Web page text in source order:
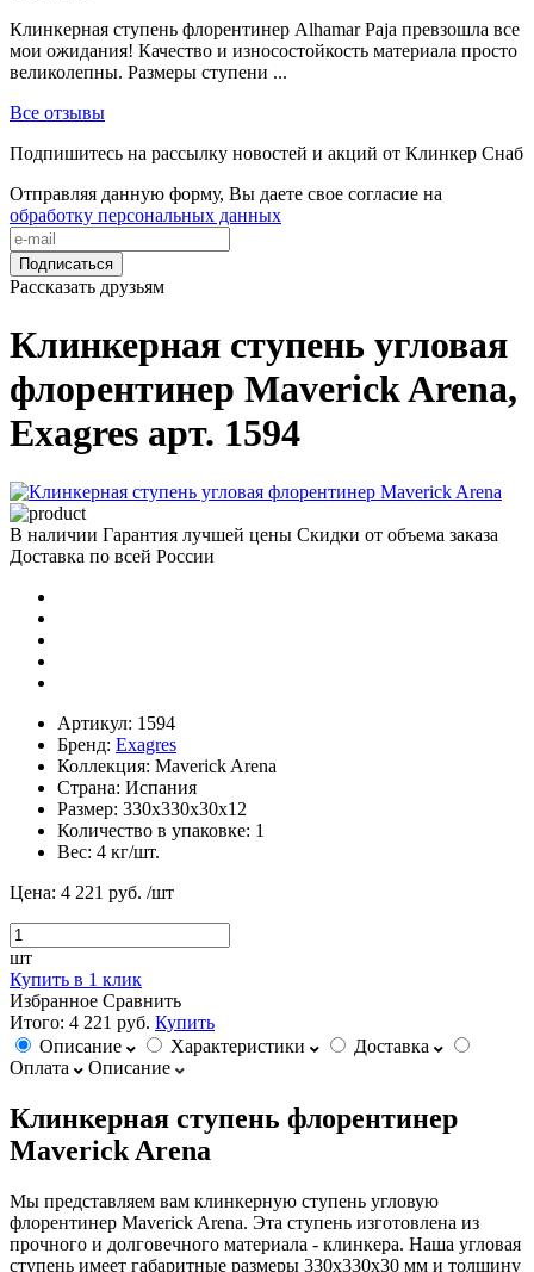
Клинкерная ступень флорентинер Alhamar Paja превзошла все
мои ожидания! Качество и износостойкость материала просто
великолепны. Размеры ступени ...
Все отзывы
Подпишитесь на рассылку новостей и акций от Клинкер Снаб
Отправляя данную форму, Вы даете свое согласие на
обработку персональных данных
Подписаться
Рассказать друзьям
Клинкерная ступень угловая
флорентинер Maverick Arena,
Exagres арт. 1594
В наличии Гарантия лучшей цены Скидки от объема заказа
Доставка по всей России
Артикул: 1594
Бренд: Exagres
Коллекция: Maverick Arena
Страна: Испания
Размер: 330х330х30х12
Количество в упаковке: 1
Вес: 4 кг/шт.
Цена: 4 221 руб. /шт
шт
Купить в 1 клик
Избранное Сравнить
Итого: 4 221 руб. Купить
Описание
Характеристики
Доставка
Оплата
Описание
Клинкерная ступень флорентинер
Maverick Arena
Мы представляем вам клинкерную ступень угловую
флорентинер Maverick Arena. Эта ступень изготовлена из
прочного и долговечного материала - клинкера. Наша угловая
ступень имеет габаритные размеры 330х330х30 мм и толщину